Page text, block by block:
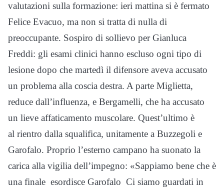
valutazioni sulla formazione: ieri mattina si è fermato
Felice Evacuo, ma non si tratta di nulla di
preoccupante. Sospiro di sollievo per Gianluca
Freddi: gli esami clinici hanno escluso ogni tipo di
lesione dopo che martedì il difensore aveva accusato
un problema alla coscia destra. A parte Miglietta,
reduce dall’influenza, e Bergamelli, che ha accusato
un lieve affaticamento muscolare. Quest’ultimo è
al rientro dalla squalifica, unitamente a Buzzegoli e
Garofalo. Proprio l’esterno campano ha suonato la
carica alla vigilia dell’impegno: «Sappiamo bene che è
una finale ­ esordisce Garofalo ­ Ci siamo guardati in